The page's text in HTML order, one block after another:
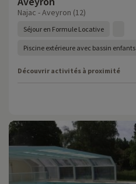
Najac - Aveyron (12)
Séjour en Formule Locative
Piscine extérieure avec bassin enfants
Découvrir activités à proximité